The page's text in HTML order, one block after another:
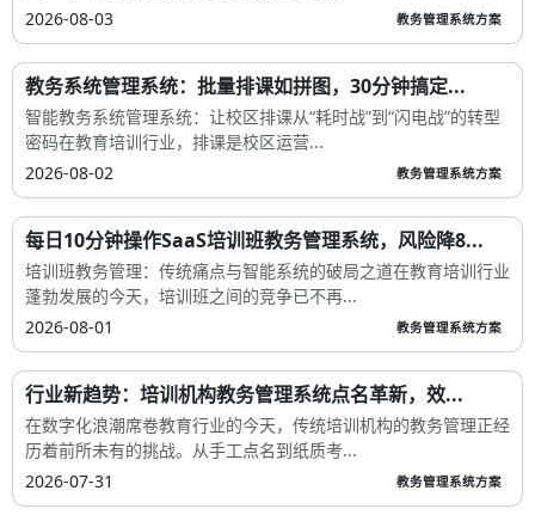
2026-08-03
教务管理系统方案
教务系统管理系统：批量排课如拼图，30分钟搞定...
智能教务系统管理系统：让校区排课从“耗时战”到“闪电战”的转型
密码在教育培训行业，排课是校区运营...
2026-08-02
教务管理系统方案
每日10分钟操作SaaS培训班教务管理系统，风险降8...
培训班教务管理：传统痛点与智能系统的破局之道在教育培训行业
蓬勃发展的今天，培训班之间的竞争已不再...
2026-08-01
教务管理系统方案
行业新趋势：培训机构教务管理系统点名革新，效...
在数字化浪潮席卷教育行业的今天，传统培训机构的教务管理正经
历着前所未有的挑战。从手工点名到纸质考...
2026-07-31
教务管理系统方案